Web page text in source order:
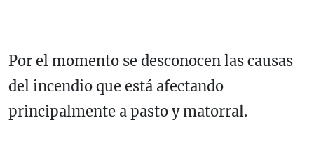
Por el momento se desconocen las causas
del incendio que está afectando
principalmente a pasto y matorral.